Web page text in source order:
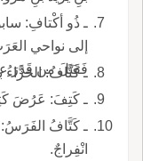
ـ ذُو أكْتافِ:
إلى نواحي
فَقَتَلَ من قَدَرَ
ـ كَتَّافُ: الحَزَّاءُ
ـ كَتِفَ: عَرُضَ
ـ كَتَّافُ
انْفِراجٌ.